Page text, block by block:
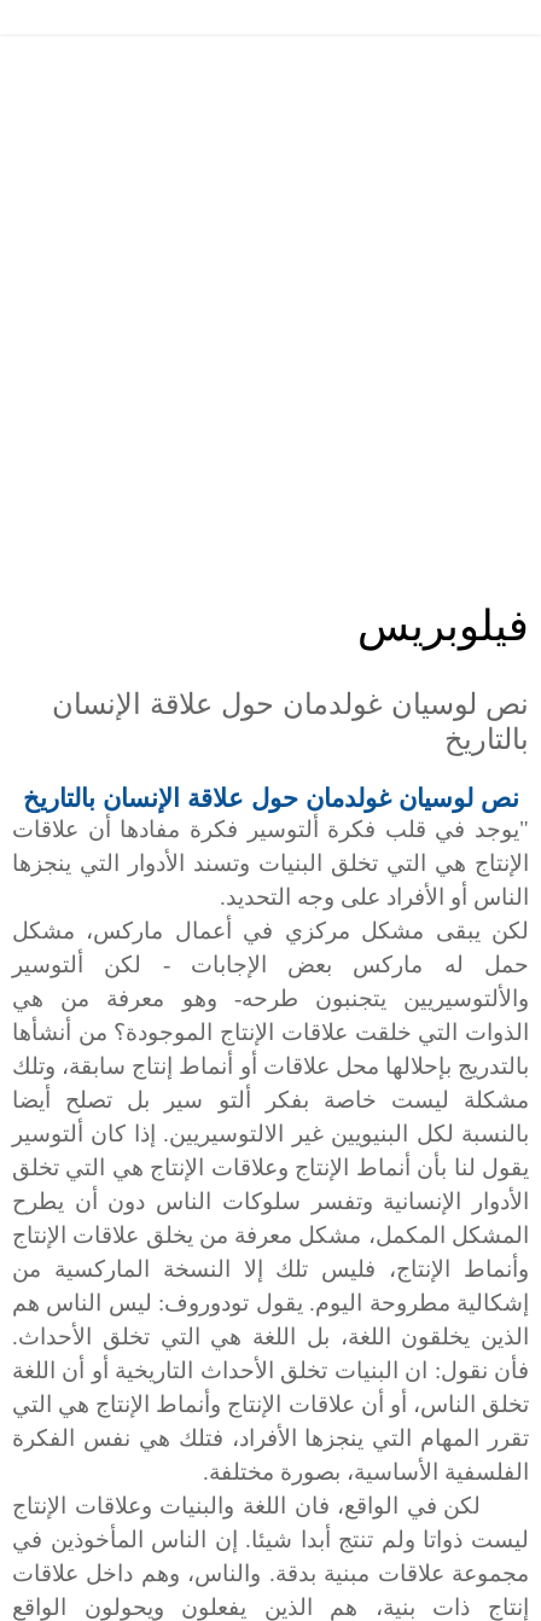
فيلوبريس
نص لوسيان غولدمان حول علاقة الإنسان
بالتاريخ
نصلوسيان غولدمان حول علاقة الإنسان بالتاريخ
"يوجد في قلب فكرة ألتوسير فكرة مفادها أن علاقات
الإنتاج هي التي تخلق البنيات وتسند الأدوار التي ينجزها
الناس أو الأفراد على وجه التحديد.
لكن يبقى مشكل مركزي في أعمال ماركس، مشكل
حمل له ماركس بعض الإجابات
-
لكن ألتوسير
والألتوسيريين يتجنبون طرحه- وهو معرفة من هي
الذوات التي خلقت علاقات الإنتاج الموجودة؟ من أنشأها
بالتدريج بإحلالها محل علاقات أو أنماط إنتاج سابقة، وتلك
مشكلة ليست خاصة بفكر ألتو سير بل تصلح أيضا
بالنسبة لكل البنيويين غير الالتوسيريين. إذا كان ألتوسير
يقول لنا بأن أنماط الإنتاج وعلاقات الإنتاج هي التي تخلق
الأدوار الإنسانية وتفسر سلوكات الناس دون أن يطرح
المشكل المكمل، مشكل معرفة من يخلق علاقات الإنتاج
وأنماط الإنتاج، فليس تلك إلا النسخة الماركسية من
إشكالية مطروحة اليوم. يقول تودوروف: ليس الناس هم
الذين يخلقون اللغة، بل اللغة هي التي تخلق الأحداث.
فأن نقول: ان البنيات تخلق الأحداث التاريخية أو أن اللغة
تخلق الناس، أو أن علاقات الإنتاج وأنماط الإنتاج هي التي
تقرر المهام التي ينجزها الأفراد، فتلك هي نفس الفكرة
الفلسفية الأساسية، بصورة مختلفة.
لكن في الواقع، فان اللغة والبنيات وعلاقات الإنتاج
ليست ذواتا ولم تنتج أبدا شيئا. إن الناس المأخوذين في
مجموعة علاقات مبنية بدقة. والناس، وهم داخل علاقات
إنتاج ذات بنية، هم الذين يفعلون ويحولون الواقع